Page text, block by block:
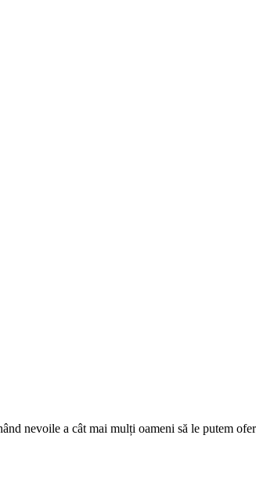
nevoile a cât mai mulți oameni să le putem